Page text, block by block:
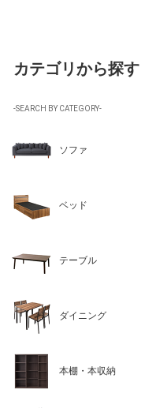
カテゴリから探す
-SEARCH BY CATEGORY-
ソファ
ベッド
テーブル
ダイニング
本棚・本収納